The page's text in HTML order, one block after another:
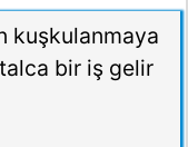
kuşkulanmaya
bir iş gelir